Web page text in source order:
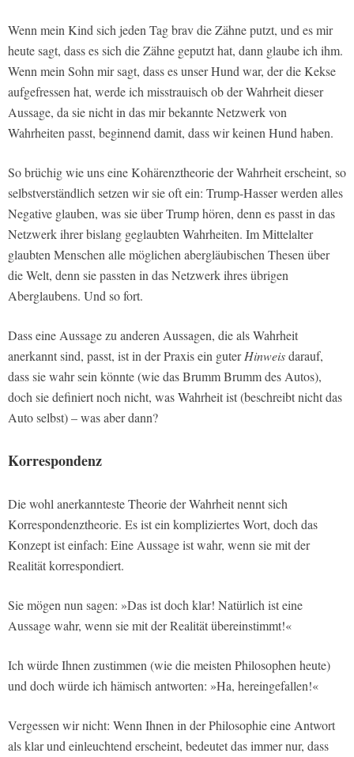
Wenn mein Kind sich jeden Tag brav die Zähne putzt, und es mir
heute sagt, dass es sich die Zähne geputzt hat, dann glaube ich ihm.
Wenn mein Sohn mir sagt, dass es unser Hund war, der die Kekse
aufgefressen hat, werde ich misstrauisch ob der Wahrheit dieser
Aussage, da sie nicht in das mir bekannte Netzwerk von
Wahrheiten passt, beginnend damit, dass wir keinen Hund haben.
So brüchig wie uns eine Kohärenztheorie der Wahrheit erscheint, so
selbstverständlich setzen wir sie oft ein: Trump-Hasser werden alles
Negative glauben, was sie über Trump hören, denn es passt in das
Netzwerk ihrer bislang geglaubten Wahrheiten. Im Mittelalter
glaubten Menschen alle möglichen abergläubischen Thesen über
die Welt, denn sie passten in das Netzwerk ihres übrigen
Aberglaubens. Und so fort.
Dass eine Aussage zu anderen Aussagen, die als Wahrheit
anerkannt sind, passt, ist in der Praxis ein guterHinweisdarauf,
dass sie wahr sein könnte (wie das Brumm Brumm des Autos),
doch sie definiert noch nicht, was Wahrheit ist (beschreibt nicht das
Auto selbst) – was aber dann?
Korrespondenz
Die wohl anerkannteste Theorie der Wahrheit nennt sich
Korrespondenztheorie. Es ist ein kompliziertes Wort, doch das
Konzept ist einfach: Eine Aussage ist wahr, wenn sie mit der
Realität korrespondiert.
Sie mögen nun sagen: »Das ist doch klar! Natürlich ist eine
Aussage wahr, wenn sie mit der Realität übereinstimmt!«
Ich würde Ihnen zustimmen (wie die meisten Philosophen heute)
und doch würde ich hämisch antworten: »Ha, hereingefallen!«
Vergessen wir nicht: Wenn Ihnen in der Philosophie eine Antwort
als klar und einleuchtend erscheint, bedeutet das immer nur, dass